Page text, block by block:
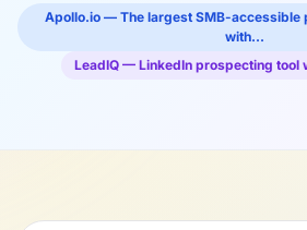
Apollo.io — The largest SMB-accessible
with…
LeadIQ — LinkedIn prospecting tool